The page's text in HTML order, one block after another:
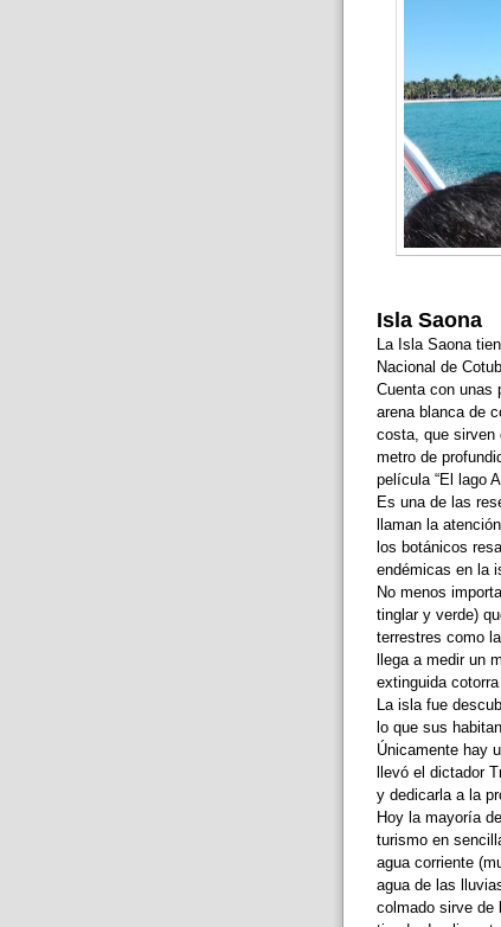
Isla Saona
La Isla Saona
Nacional de
Cuenta con unas
arena blanca de
costa, que sirven
metro de
película “El lago
Es una de las
llaman la
los botánicos
endémicas en la
No menos
tinglar y verde)
terrestres como
llega a medir un
extinguida
La isla fue
lo que sus
Únicamente hay
llevó el dictador
y dedicarla a la
Hoy la mayoría
turismo en
agua corriente
agua de las
colmado sirve de